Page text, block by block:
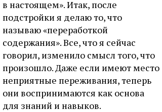
в настоящем». Итак, после
подстройки я делаю то, что
называю «переработкой
содержания». Все, что я сейчас
говорил, изменило смысл того, что
произошло. Даже если имеют место
неприятные переживания, теперь
они воспринимаются как основа
для знаний и навыков.